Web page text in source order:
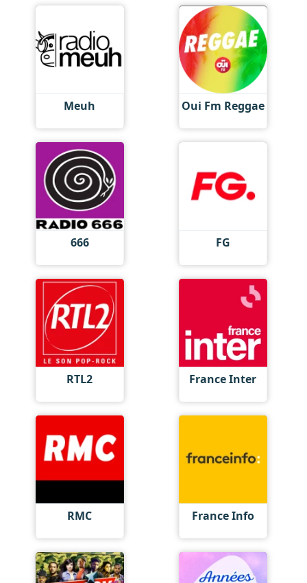
Meuh Oui Fm Reggae
666 FG
RTL2 France Inter
RMC France Info